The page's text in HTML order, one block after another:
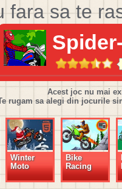
fara sa te
Acest joc nu mai
rugam sa alegi din jocurile
Winter
Moto
Bike
Racing